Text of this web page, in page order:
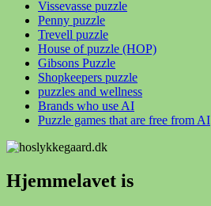
Vissevasse puzzle
Penny puzzle
Trevell puzzle
House of puzzle (HOP)
Gibsons Puzzle
Shopkeepers puzzle
puzzles and wellness
Brands who use AI
Puzzle games that are free from AI
Hjemmelavet is